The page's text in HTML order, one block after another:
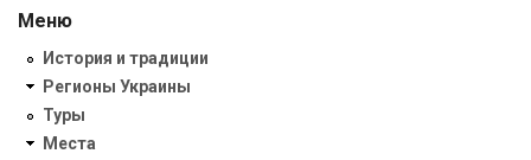
Меню
История и традиции
Регионы Украины
Туры
Места